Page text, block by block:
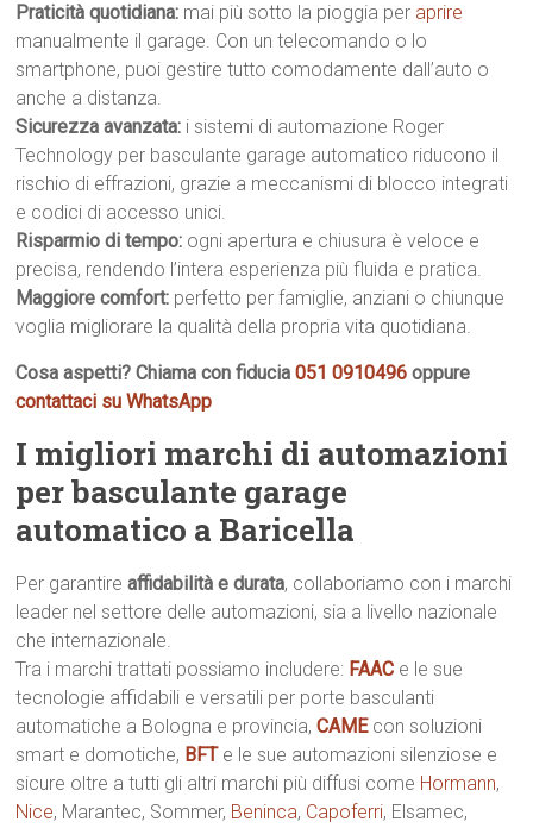
Praticità quotidiana: mai più sotto la pioggia per aprire
manualmente il garage. Con un telecomando o lo
smartphone, puoi gestire tutto comodamente dall’auto o
anche a distanza.
Sicurezza avanzata: i sistemi di automazione Roger
Technology per basculante garage automatico riducono il
rischio di effrazioni, grazie a meccanismi di blocco integrati
e codici di accesso unici.
Risparmio di tempo: ogni apertura e chiusura è veloce e
precisa, rendendo l’intera esperienza più fluida e pratica.
Maggiore comfort: perfetto per famiglie, anziani o chiunque
voglia migliorare la qualità della propria vita quotidiana.
Cosa aspetti? Chiama con fiducia051 0910496 oppure
contattaci su WhatsApp
I migliori marchi di automazioni
per basculante garage
automatico a Baricella
Per garantireaffidabilità e durata, collaboriamo con i marchi
leader nel settore delle automazioni, sia a livello nazionale
che internazionale.
Tra i marchi trattati possiamo includere: FAAC e le sue
tecnologie affidabili e versatili per porte basculanti
automatiche a Bologna e provincia,CAME con soluzioni
smart e domotiche, BFT e le sue automazioni silenziose e
sicure oltre a tutti gli altri marchi più diffusi come Hormann,
Nice, Marantec, Sommer, Beninca, Capoferri, Elsamec,